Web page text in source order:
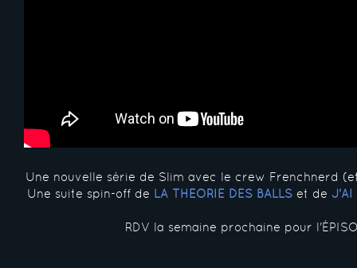
Une nouvelle série de Slim avec le crew Frenchnerd
Une suite spin-off de LA THÉORIE DES BALLS et de J'AI
RDV la semaine prochaine pour